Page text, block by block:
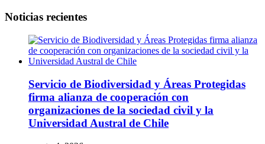
Noticias recientes
Servicio de Biodiversidad y Áreas Protegidas
firma alianza de cooperación con
organizaciones de la sociedad civil y la
Universidad Austral de Chile